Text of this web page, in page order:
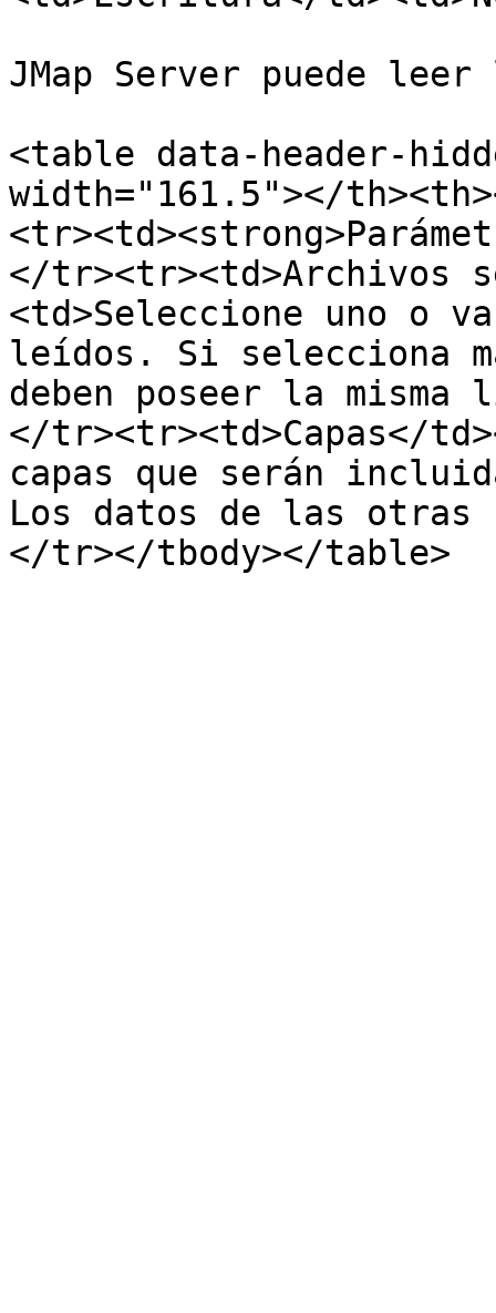
JMap Server puede
<table data-header-
width="161.5"></
</tr><tr><td>Archivos
<td>Seleccione uno o
leídos. Si selecciona
deben poseer la
</tr><tr><td>Capas</
capas que serán
Los datos de las otras